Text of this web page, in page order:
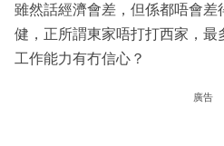
雖然話經濟會差，但係都唔會差
健，正所謂東家唔打打西家，最
工作能力有冇信心？
廣告